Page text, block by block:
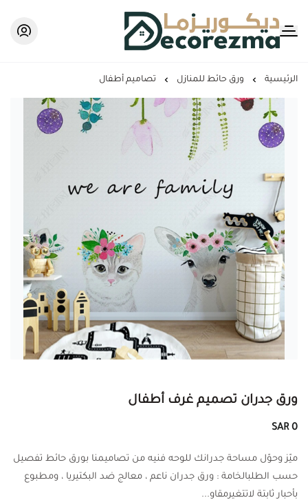
Decorezma
الرئيسية ورق حائط للمنازل تصاميم أطفال
ورق جدران تصميم غرف أطفال
0 SAR
ميّز وحوّل مساحة جدرانك للوحه فنيه من تصاميمنا بورق حائط تفصيل
حسب الطلبالخامة : ورق جدران ناعم ، معالج ضد البكتيريا ، ومطبوع
بأحبار ثابتة لاتتغيرمقاو...